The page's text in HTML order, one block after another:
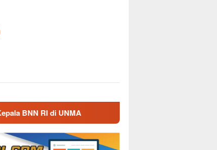
Nostalgia Masa Dinas, Kepala BNN RI Kunjungi